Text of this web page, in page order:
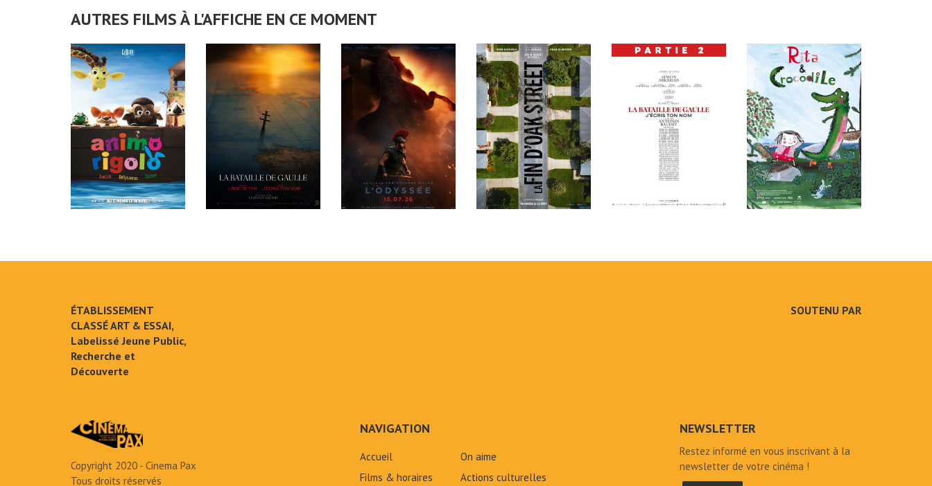
AUTRES FILMS À L'AFFICHE EN CE MOMENT
ÉTABLISSEMENT
CLASSÉ ART & ESSAI,
Labelissé Jeune Public,
Recherche et
Découverte
SOUTENU PAR
Copyright 2020 - Cinema Pax
Tous droits réservés
NAVIGATION
Accueil
Films & horaires
On aime
Actions culturelles
NEWSLETTER
Restez informé en vous inscrivant à la
newsletter de votre cinéma !